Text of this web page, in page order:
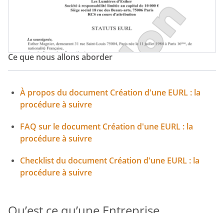
Société À Responsabilité Limitée Unipersonnelle
Statuts EURL
Ce que nous allons aborder
À propos du document Création d'une EURL : la
procédure à suivre
FAQ sur le document Création d'une EURL : la
procédure à suivre
Checklist du document Création d'une EURL : la
procédure à suivre